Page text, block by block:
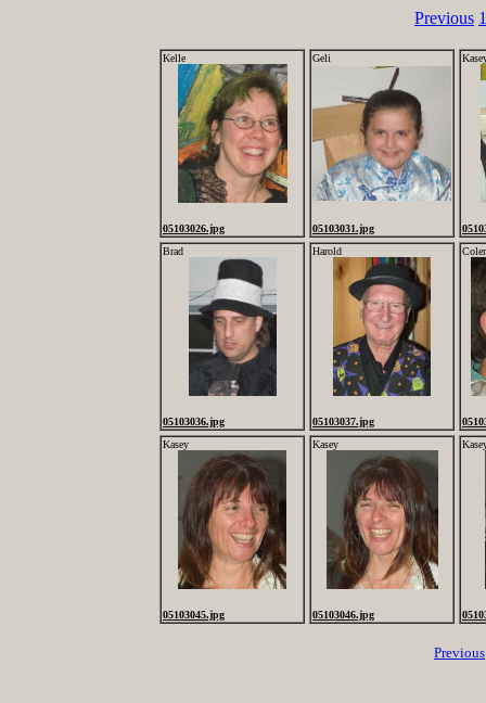
Previous 1
Kelle
05103026.jpg
Geli
05103031.jpg
Brad
05103036.jpg
Harold
05103037.jpg
Kasey
05103045.jpg
Kasey
05103046.jpg
Previous